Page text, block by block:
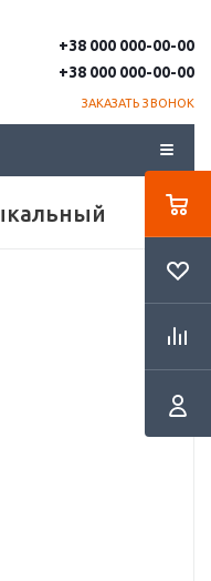
+38 000 000-00-00
+38 000 000-00-00
ЗАКАЗАТЬ ЗВОНОК